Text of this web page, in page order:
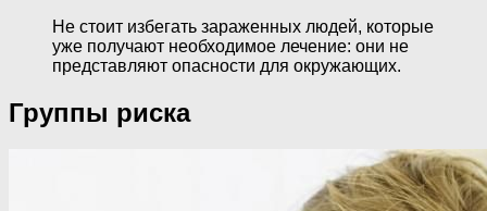
Не стоит избегать зараженных людей, которые
уже получают необходимое лечение: они не
представляют опасности для окружающих.
Группы риска